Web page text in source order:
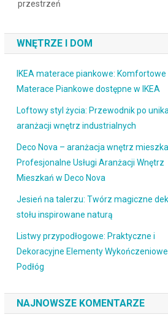
przestrzeń
WNĘTRZE I DOM
IKEA materace piankowe: Komfortowe
Materace Piankowe dostępne w IKEA
Loftowy styl życia: Przewodnik po
aranżacji wnętrz industrialnych
Deco Nova – aranżacja wnętrz
Profesjonalne Usługi Aranżacji Wnętrz
Mieszkań w Deco Nova
Jesień na talerzu: Twórz magiczne
stołu inspirowane naturą
Listwy przypodłogowe: Praktyczne i
Dekoracyjne Elementy
Podłóg
NAJNOWSZE KOMENTARZE